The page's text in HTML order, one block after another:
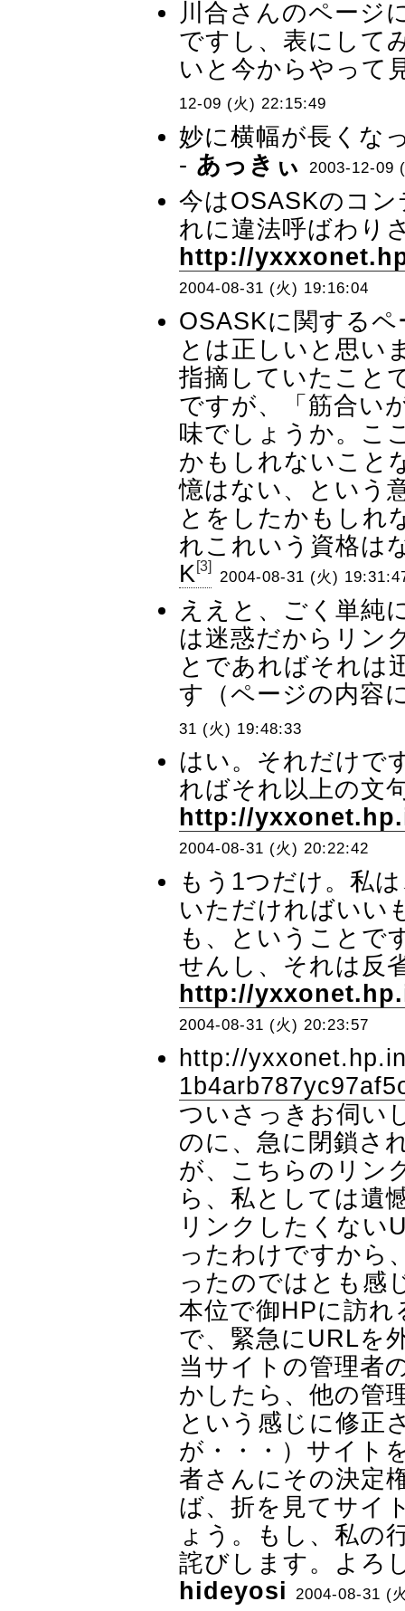
川合さんのページ
ですし、表にして
いと今からやって
12-09 (火) 22:15:49
妙に横幅が長くな
- あっきぃ 2003-12-09
今はOSASKのコ
れに違法呼ばわり
http://
2004-08-31 (火) 19:16:04
OSASKに関する
とは正しいと思い
指摘していたこと
ですが、「筋合い
味でしょうか。こ
かもしれないこと
憶はない、という
とをしたかもしれ
れこれいう資格は
K [3]
2004-08-31 (火)
ええと、ごく単純
は迷惑だからリン
とであればそれは
す（ページの内容
31 (火) 19:48:33
はい。それだけで
ればそれ以上の文
http://
2004-08-31 (火) 20:22:42
もう1つだけ。私
いただければいい
も、ということで
せんし、それは反
http://
2004-08-31 (火) 20:23:57
http://
ついさっきお伺い
のに、急に閉鎖さ
が、こちらのリン
ら、私としては遺
リンクしたくない
ったわけですから
ったのではとも感
本位で御HPに訪
で、緊急にURLを
当サイトの管理者
かしたら、他の管
という感じに修正
が・・・）サイト
者さんにその決定
ば、折を見てサイ
ょう。もし、私の
詫びします。よろ
hideyosi
2004-08-31 (